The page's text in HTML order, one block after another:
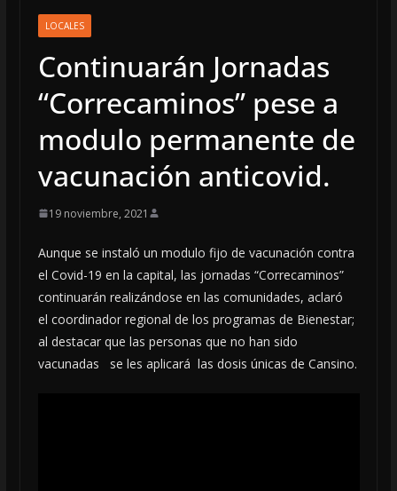
LOCALES
Continuarán Jornadas
“Correcaminos” pese a
modulo permanente de
vacunación anticovid.
19 noviembre, 2021
Aunque se instaló un modulo fijo de vacunación contra
el Covid-19 en la capital, las jornadas “Correcaminos”
continuarán realizándose en las comunidades, aclaró
el coordinador regional de los programas de Bienestar;
al destacar que las personas que no han sido
vacunadas se les aplicará las dosis únicas de Cansino.